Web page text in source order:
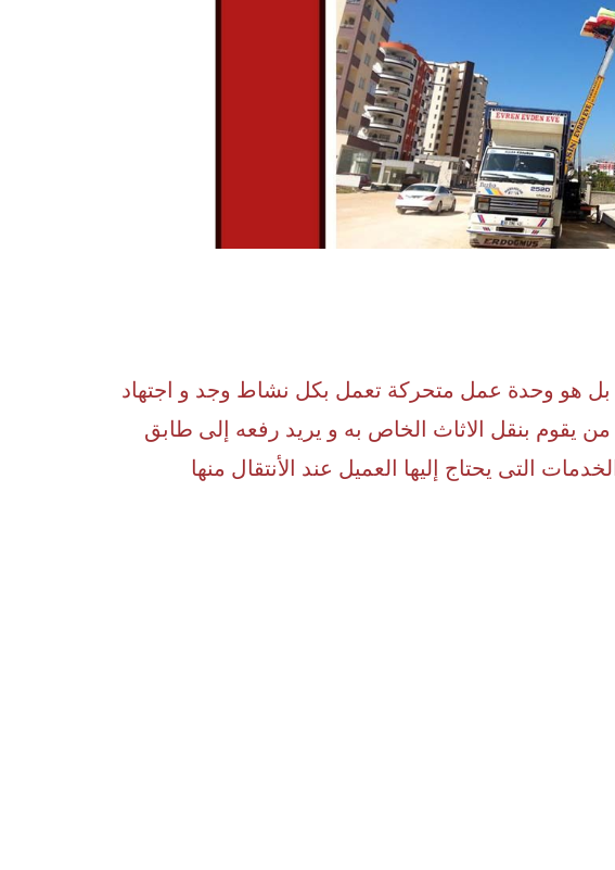
هو وحدة عمل متحركة تعمل بكل نشاط وجد و اجتهاد
يقوم بنقل الاثاث الخاص به و يريد رفعه إلى طابق
التى يحتاج إليها العميل عند الأنتقال منها